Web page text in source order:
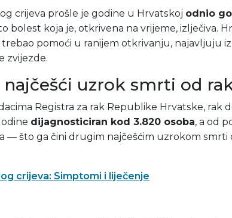
crijeva prošle je godine u Hrvatskoj odnio
bolest koja je, otkrivena na vrijeme, izlječiva.
pomoći u ranijem otkrivanju, najavljuju iz
zvijezde.
uzrok smrti od
Registra za rak Republike Hrvatske, rak
dijagnosticiran kod 3.820 osoba, a od
— što ga čini drugim najčešćim uzrokom
crijeva: Simptomi i liječenje